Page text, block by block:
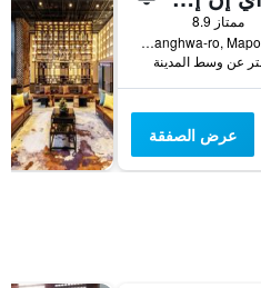
ممتاز 8.9
188, Yanghwa-ro, Mapo-gu, سيول, كوريا الجنوبية
عرض الصفقة